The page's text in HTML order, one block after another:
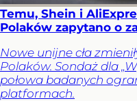
Temu, Shein i
Polaków zapytano o
Nowe unijne cła
Polaków. Sondaż dla
połowa badanych
platformach.